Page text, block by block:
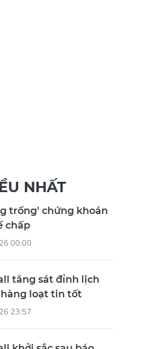
NHẤT
trống' chứng khoán
chấp
tăng sát đỉnh lịch
hàng loạt tin tốt
khởi sắc sau báo